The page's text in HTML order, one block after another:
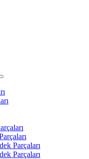
Parçaları
Parçaları